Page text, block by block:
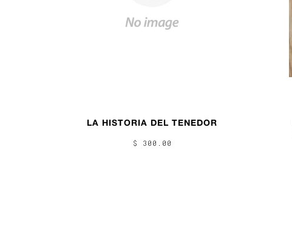
LA HISTORIA DEL TENEDOR
$ 300.00